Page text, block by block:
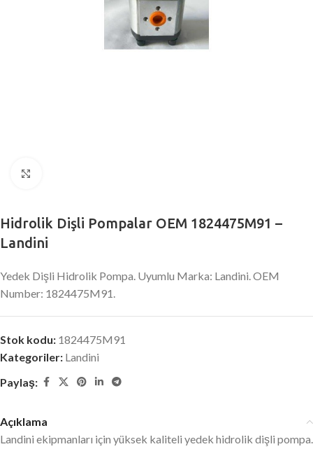
Hidrolik Dişli Pompalar OEM 1824475M91 –
Landini
Yedek Dişli Hidrolik Pompa. Uyumlu Marka: Landini. OEM
Number: 1824475M91.
Stok kodu: 1824475M91
Kategoriler: Landini
Paylaş:
Açıklama
Landini ekipmanları için yüksek kaliteli yedek hidrolik dişli pompa.